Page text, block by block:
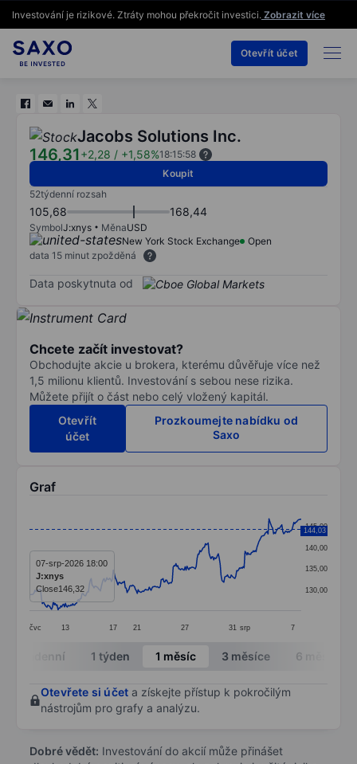
Investování je rizikové. Ztráty mohou překročit investici. Zobrazit více
Otevřít účet
Jacobs Solutions Inc.
146,31+2,28 / +1,58%18:15:58
Koupit
52týdenní rozsah
105,68 168,44
SymbolJ:xnys MěnaUSD
New York Stock Exchange
Open
data 15 minut zpožděná
Data poskytnuta od
Chcete začít investovat?
Obchodujte akcie u brokera, kterému důvěřuje více než
1,5 milionu klientů. Investování s sebou nese rizika.
Můžete přijít o část nebo celý vložený kapitál.
Otevřít
účet
Prozkoumejte nabídku od
Saxo
Graf
Line chart with 296 data points.
The chart has 1 X axis displaying categories.
The chart has 1 Y axis displaying values. Data
čvc 13 17 21 27 31 srp 7
130,00
135,00
140,00
145,00
144,03
07-srp-2026 18:00
J:xnys
Close146,32
End of interactive chart.
Intradenní 1 týden 1 měsíc 3 měsíce 6 měsíců
Otevřete si účet a získejte přístup k pokročilým
nástrojům pro grafy a analýzu.
Dobré vědět: Investování do akcií může přinášet